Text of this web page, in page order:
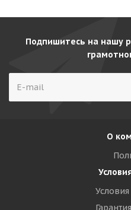
Подпишитесь на нашу
О